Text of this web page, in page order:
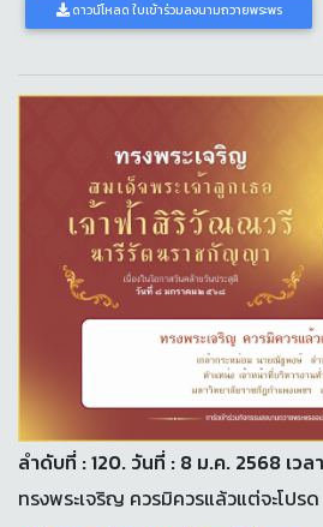
ดาวน์โหลด ใบเข้าร่วมลงนามถวายพระพร
ลำดับที่ : 120. วันที่ : 8 ม.ค. 2568 เว
ทรงพระเจริญ ควรมิควรแล้วแต่จะโปรด